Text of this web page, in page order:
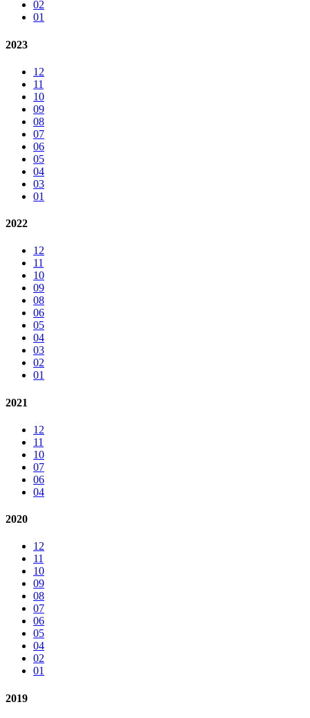
02
01
2023
12
11
10
09
08
07
06
05
04
03
01
2022
12
11
10
09
08
06
05
04
03
02
01
2021
12
11
10
07
06
04
2020
12
11
10
09
08
07
06
05
04
02
01
2019